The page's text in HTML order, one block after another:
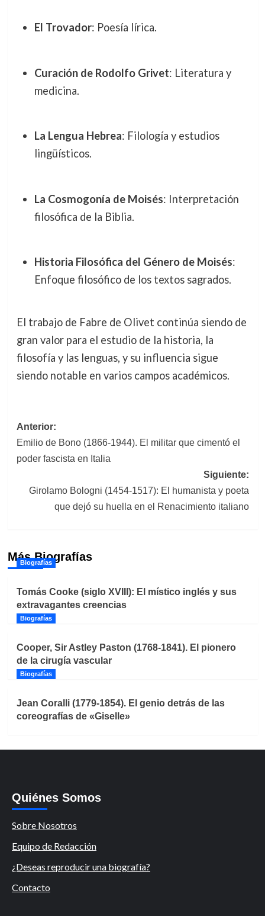
El Trovador: Poesía lírica.
Curación de Rodolfo Grivet: Literatura y
medicina.
La Lengua Hebrea: Filología y estudios
lingüísticos.
La Cosmogonía de Moisés: Interpretación
filosófica de la Biblia.
Historia Filosófica del Género de Moisés:
Enfoque filosófico de los textos sagrados.
El trabajo de Fabre de Olivet continúa siendo de
gran valor para el estudio de la historia, la
filosofía y las lenguas, y su influencia sigue
siendo notable en varios campos académicos.
Navegación
de
entradas
Anterior:
Emilio de Bono (1866-1944). El militar que cimentó el
poder fascista en Italia
Siguiente:
Girolamo Bologni (1454-1517): El humanista y poeta
que dejó su huella en el Renacimiento italiano
Más Biografías
Biografías
Tomás Cooke (siglo XVIII): El místico inglés y sus
extravagantes creencias
Biografías
Cooper, Sir Astley Paston (1768-1841). El pionero
de la cirugía vascular
Biografías
Jean Coralli (1779-1854). El genio detrás de las
coreografías de «Giselle»
Quiénes Somos
Sobre Nosotros
Equipo de Redacción
¿Deseas reproducir una biografía?
Contacto